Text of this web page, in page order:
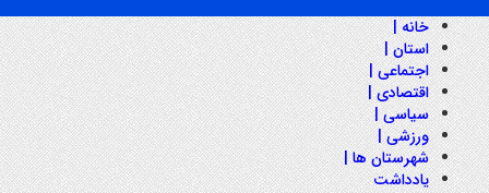
خانه |
استان |
اجتماعی |
اقتصادی |
سیاسی |
ورزشی |
شهرستان ها |
یادداشت